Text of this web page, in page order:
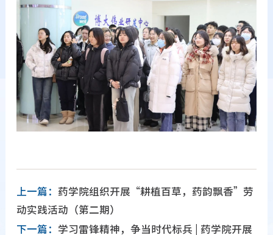
上一篇： 药学院组织开展“耕植百草，药韵飘香”劳
动实践活动（第二期）
下一篇： 学习雷锋精神，争当时代标兵 | 药学院开展